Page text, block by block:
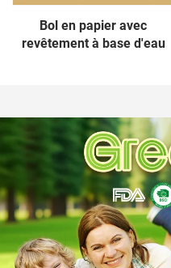
Bol en papier avec
revêtement à base d'eau